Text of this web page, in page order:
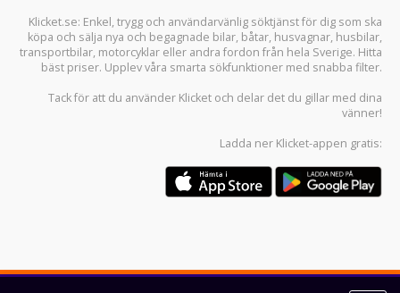
Klicket.se: Enkel, trygg och användarvänlig söktjänst för dig som ska
köpa och sälja nya och begagnade bilar, båtar, husvagnar, husbilar,
transportbilar, motorcyklar eller andra fordon från hela Sverige. Hitta
bäst priser. Upplev våra smarta sökfunktioner med snabba filter.
Tack för att du använder Klicket och delar det du gillar med dina
vänner!
Ladda ner Klicket-appen gratis: